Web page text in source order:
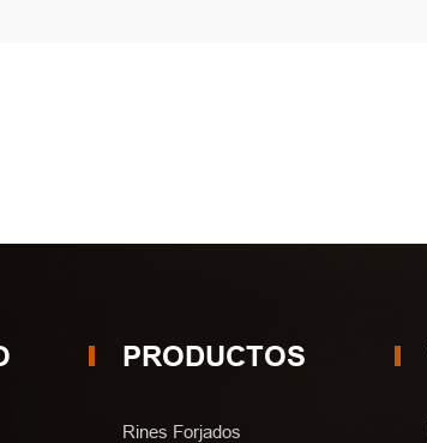
PRODUCTOS
Rines Forjados